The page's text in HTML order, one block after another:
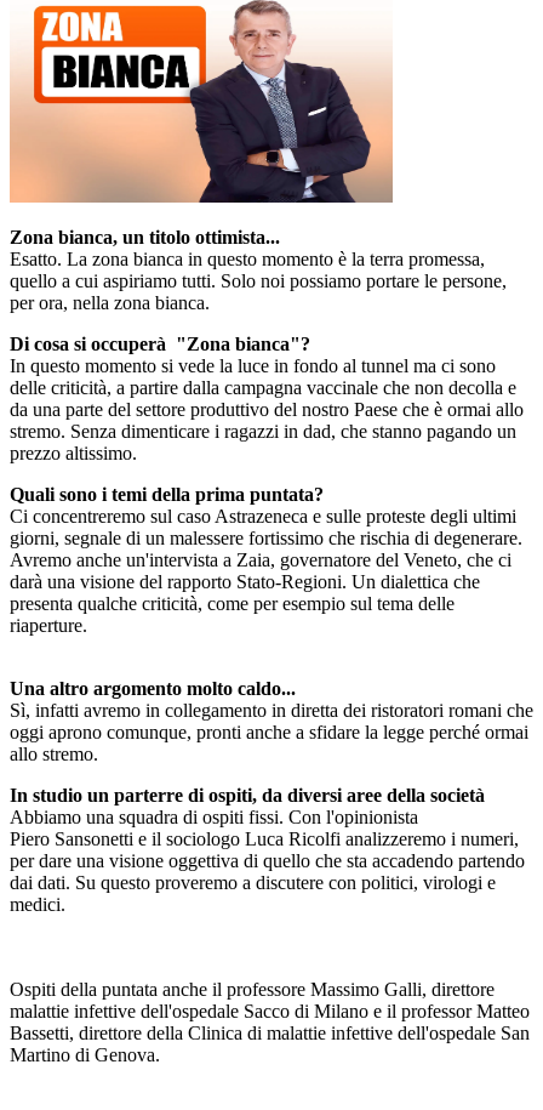
Zona bianca, un titolo ottimista...
Esatto. La zona bianca in questo momento è la terra promessa,
quello a cui aspiriamo tutti. Solo noi possiamo portare le persone,
per ora, nella zona bianca.
Di cosa si occuperà "Zona bianca"?
In questo momento si vede la luce in fondo al tunnel ma ci sono
delle criticità, a partire dalla campagna vaccinale che non decolla e
da una parte del settore produttivo del nostro Paese che è ormai allo
stremo. Senza dimenticare i ragazzi in dad, che stanno pagando un
prezzo altissimo.
Quali sono i temi della prima puntata?
Ci concentreremo sul caso Astrazeneca e sulle proteste degli ultimi
giorni, segnale di un malessere fortissimo che rischia di degenerare.
Avremo anche un'intervista a Zaia, governatore del Veneto, che ci
darà una visione del rapporto Stato-Regioni. Un dialettica che
presenta qualche criticità, come per esempio sul tema delle
riaperture.
Una altro argomento molto caldo...
Sì, infatti avremo in collegamento in diretta dei ristoratori romani che
oggi aprono comunque, pronti anche a sfidare la legge perché ormai
allo stremo.
In studio un parterre di ospiti, da diversi aree della società
Abbiamo una squadra di ospiti fissi. Con l'opinionista
Piero Sansonetti e il sociologo Luca Ricolfi analizzeremo i numeri,
per dare una visione oggettiva di quello che sta accadendo partendo
dai dati. Su questo proveremo a discutere con politici, virologi e
medici.
Ospiti della puntata anche il professore Massimo Galli, direttore
malattie infettive dell'ospedale Sacco di Milano e il professor Matteo
Bassetti, direttore della Clinica di malattie infettive dell'ospedale San
Martino di Genova.